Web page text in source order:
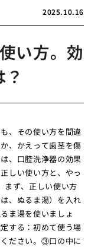
2025.10.16
い方。効
、その使い方を間違
、かえって歯茎を傷
、口腔洗浄器の効果
しい使い方と、やっ
まず、正しい使い方
、ぬるま湯）を入れ
ま湯を使いましょ
する：初めて使う場
ださい。③口の中に